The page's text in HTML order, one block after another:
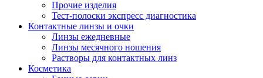
Прочие изделия
Тест-полоски экспресс диагностика
Контактные линзы и очки
Линзы ежедневные
Линзы месячного ношения
Растворы для контактных линз
Косметика